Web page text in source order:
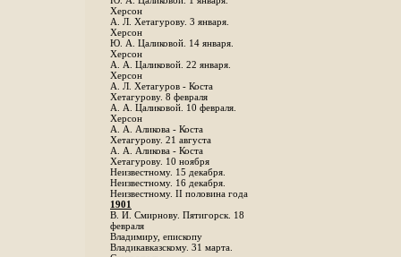
Херсон
А. Л. Хетагурову. 3 января.
Херсон
Ю. А. Цаликовой. 14 января.
Херсон
А. А. Цаликовой. 22 января.
Херсон
А. Л. Хетагуров - Коста
Хетагурову. 8 февраля
А. А. Цаликовой. 10 февраля.
Херсон
А. А. Аликова - Коста
Хетагурову. 21 августа
А. А. Аликова - Коста
Хетагурову. 10 ноября
Неизвестному. 15 декабря.
Неизвестному. 16 декабря.
Неизвестному. II половина года
1901
В. И. Смирнову. Пятигорск. 18
февраля
Владимиру, епископу
Владикавказскому. 31 марта.